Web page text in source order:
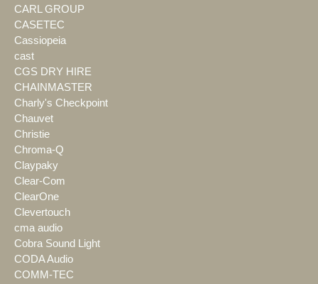
CARL GROUP
CASETEC
Cassiopeia
cast
CGS DRY HIRE
CHAINMASTER
Charly's Checkpoint
Chauvet
Christie
Chroma-Q
Claypaky
Clear-Com
ClearOne
Clevertouch
cma audio
Cobra Sound Light
CODA Audio
COMM-TEC